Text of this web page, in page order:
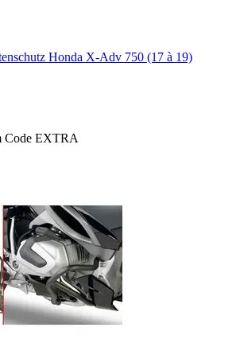
Honda X-Adv 750 (17 à 19)
Code EXTRA